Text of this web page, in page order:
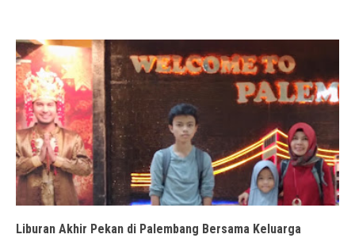
Liburan Akhir Pekan di Palembang Bersama Keluarga